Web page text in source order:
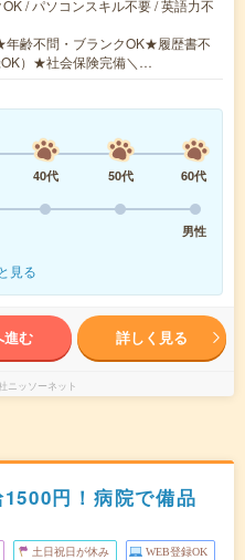
/ パソコンスキル不要 / 英語力不
齢不問・ブランクOK★履歴書不
OK）★社会保険完備＼…
40代 50代
60代
男性
見る
進む 詳しく見る
ニッソーネット
1500円！病院で備品
土日祝日が休み WEB登録OK